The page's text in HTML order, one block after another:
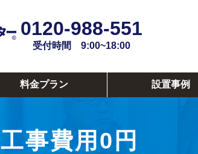
0120-988-551
受付時間 9:00~18:00
料金プラン 設置事例
工事費用0円